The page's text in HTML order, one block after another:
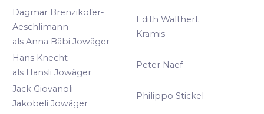
Dagmar Brenzikofer-
Aeschlimann
als Anna Bäbi Jowäger
Edith Walthert
Kramis
Hans Knecht
als Hansli Jowäger
Peter Naef
Jack Giovanoli
Jakobeli Jowäger
Philippo Stickel